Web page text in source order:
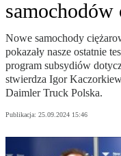
samochodów
Nowe samochody
pokazały nasze ostatnie
program subsydiów
stwierdza Igor
Daimler Truck Polska.
Publikacja: 25.09.2024 15:46